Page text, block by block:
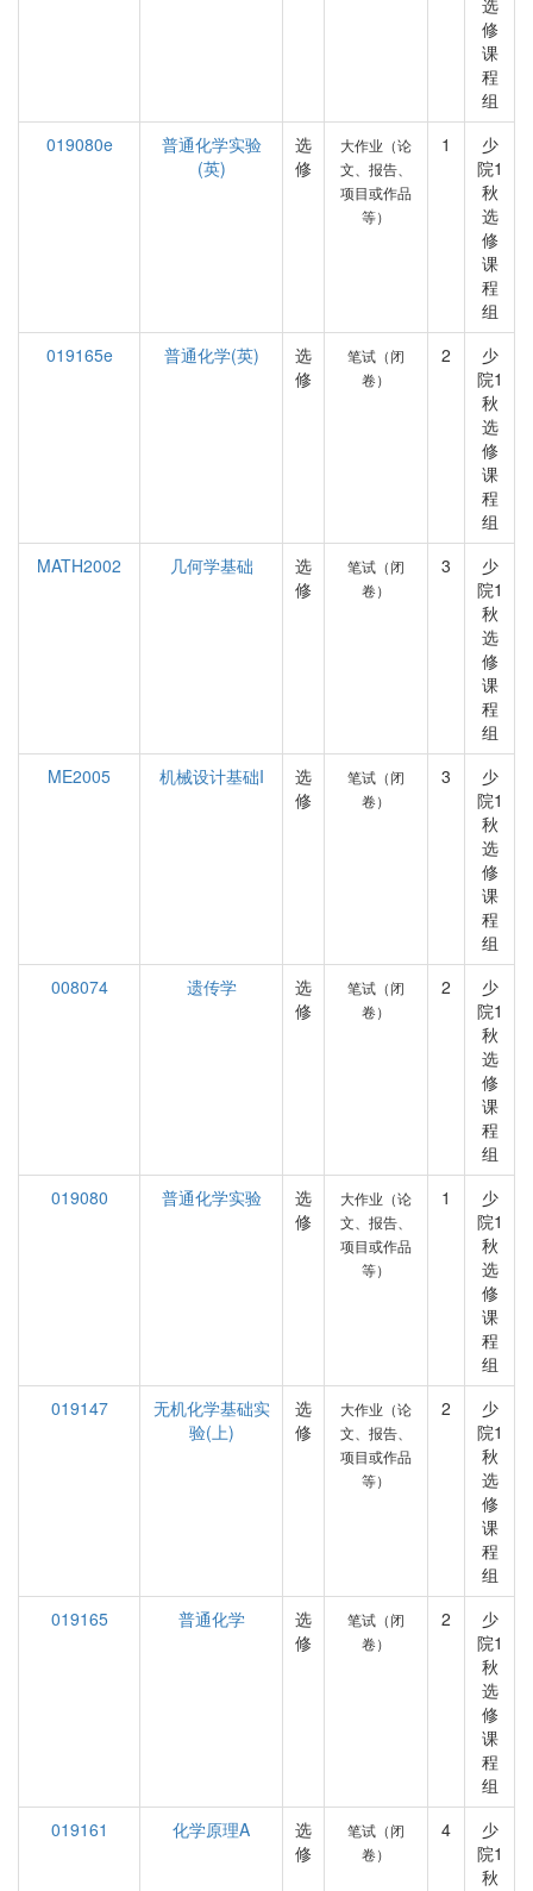
选
修
课
程
组
019080e
普通化学实验
(英)
选
修
大作业（论
文、报告、
项目或作品
等）
1
少
院1
秋
选
修
课
程
组
019165e
普通化学(英)
选
修
笔试（闭
卷）
2
少
院1
秋
选
修
课
程
组
MATH2002
几何学基础
选
修
笔试（闭
卷）
3
少
院1
秋
选
修
课
程
组
ME2005
机械设计基础I
选
修
笔试（闭
卷）
3
少
院1
秋
选
修
课
程
组
008074
遗传学
选
修
笔试（闭
卷）
2
少
院1
秋
选
修
课
程
组
019080
普通化学实验
选
修
大作业（论
文、报告、
项目或作品
等）
1
少
院1
秋
选
修
课
程
组
019147
无机化学基础实
验(上)
选
修
大作业（论
文、报告、
项目或作品
等）
2
少
院1
秋
选
修
课
程
组
019165
普通化学
选
修
笔试（闭
卷）
2
少
院1
秋
选
修
课
程
组
019161
化学原理A
选
修
笔试（闭
卷）
4
少
院1
秋